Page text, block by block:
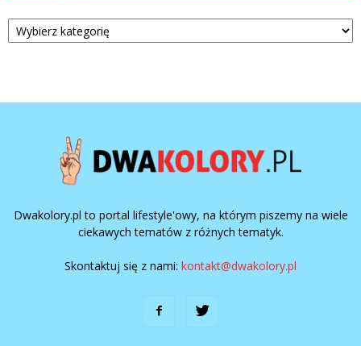
Kategorie
Dwakolory.pl to portal lifestyle'owy, na którym piszemy na wiele
ciekawych tematów z różnych tematyk.
Skontaktuj się z nami: kontakt@dwakolory.pl